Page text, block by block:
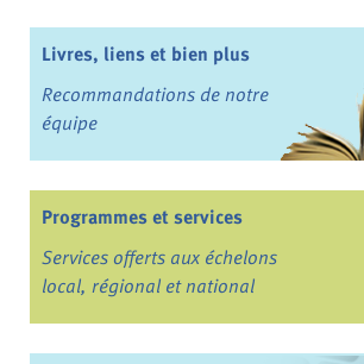
Livres, liens et bien plus
Recommandations de notre
équipe
Programmes et services
Services offerts aux échelons
local, régional et national